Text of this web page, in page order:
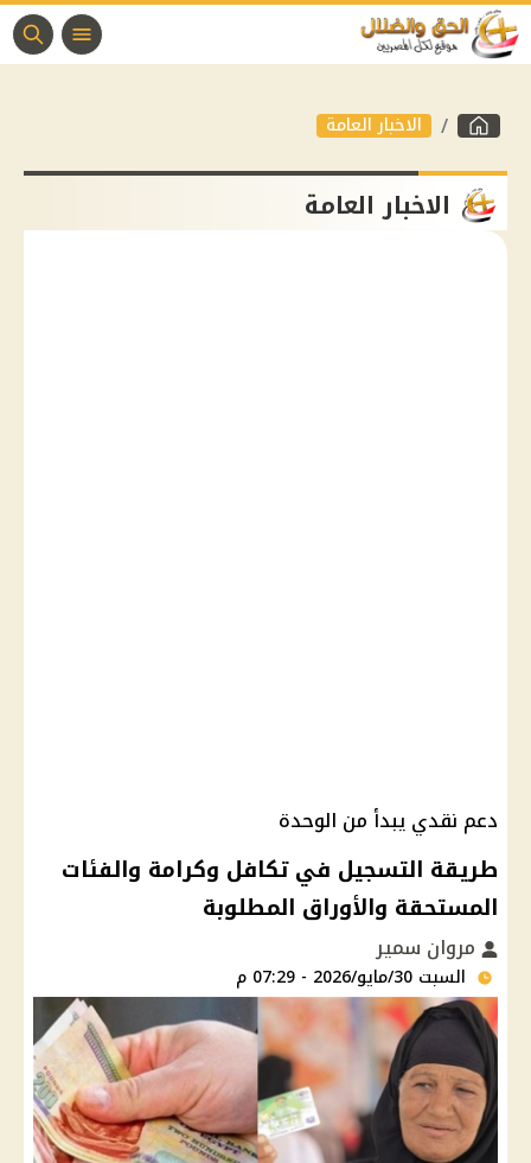
الاخبار العامة
الاخبار العامة
دعم نقدي يبدأ من الوحدة
طريقة التسجيل في تكافل وكرامة والفئات
المستحقة والأوراق المطلوبة
مروان سمير
السبت 30/مايو/2026 - 07:29 م